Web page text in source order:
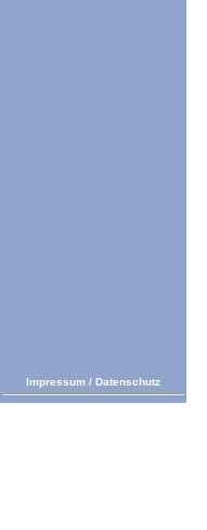
Impressum / Datenschutz